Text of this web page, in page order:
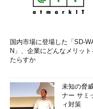
国内市場に登場した「SD-
N」、企業にどんなメリット
たらすか
未知の脅
ナー サミ
ィ対策